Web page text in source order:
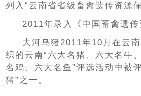
列入“云南省省级畜禽遗传资源
2011年录入《中国畜禽遗传
大河乌猪2011年10月在云
织的云南“六大名猪、六大名牛
名鸡、六大名鱼”评选活动中被
猪”之一。